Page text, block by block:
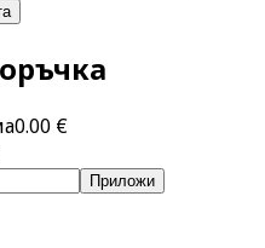
0.00 €
Приложи